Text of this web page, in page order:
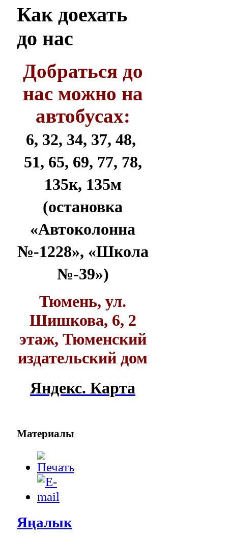
Как доехать
до нас
Добраться до
нас можно на
автобусах:
6, 32, 34, 37, 48,
51, 65, 69, 77, 78,
135к, 135м
(остановка
«Автоколонна
№-1228», «Школа
№-39»)
Тюмень, ул.
Шишкова, 6, 2
этаж, Тюменский
издательский дом
Яндекс. Карта
Материалы
Яңалык